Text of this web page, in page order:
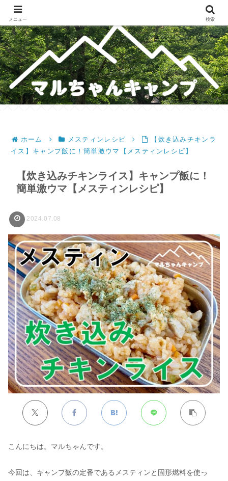
メスティンレシピ・テント・キャンプギア・ホットサンドレシピのブログ
ホーム メスティンレシピ
【炊き込みチキンラ
イス】キャンプ飯に！簡単激ウマ【メスティンレシピ】
【炊き込みチキンライス】キャンプ飯に！
簡単激ウマ【メスティンレシピ】
2024.07.08
こんにちは。マルちゃんです。
今回は、キャンプ飯の定番であるメスティンと固形燃料を使っ
メニュー 検索